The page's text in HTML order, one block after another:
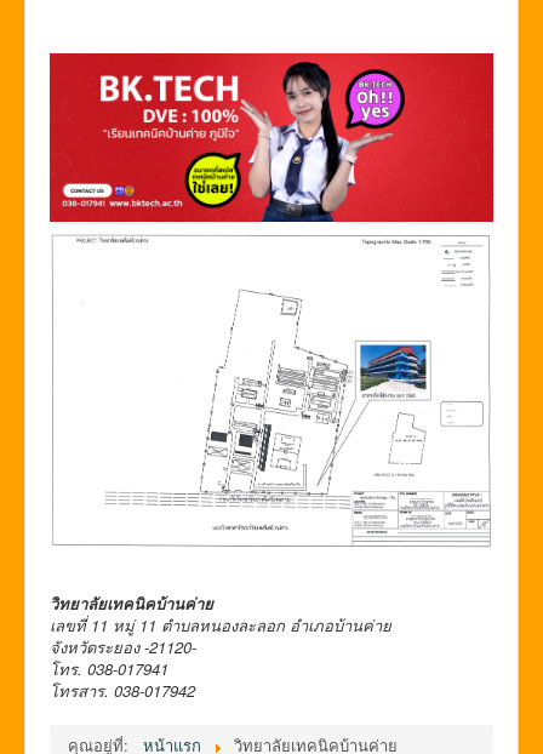
วิทยาลัยเทคนิคบ้านค่าย
เลขที่ 11 หมู่ 11 ตำบลหนองละลอก อำเภอบ้านค่าย
จังหวัดระยอง -21120-
โทร. 038-017941
โทรสาร. 038-017942
คุณอยู่ที่: หน้าแรก วิทยาลัยเทคนิคบ้านค่าย